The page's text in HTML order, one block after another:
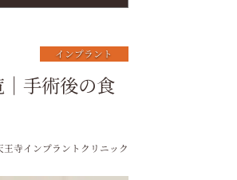
インプラント
手術後の食
寺インプラントクリニック